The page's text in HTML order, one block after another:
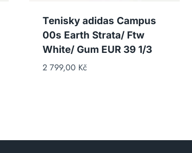
Tenisky adidas Campus
00s Earth Strata/ Ftw
White/ Gum EUR 39 1/3
2 799,00 Kč